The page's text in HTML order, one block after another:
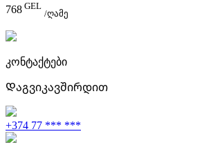
768 GEL
/ღამე
კონტაქტები
Დაგვიკავშირდით
+374 77 *** ***